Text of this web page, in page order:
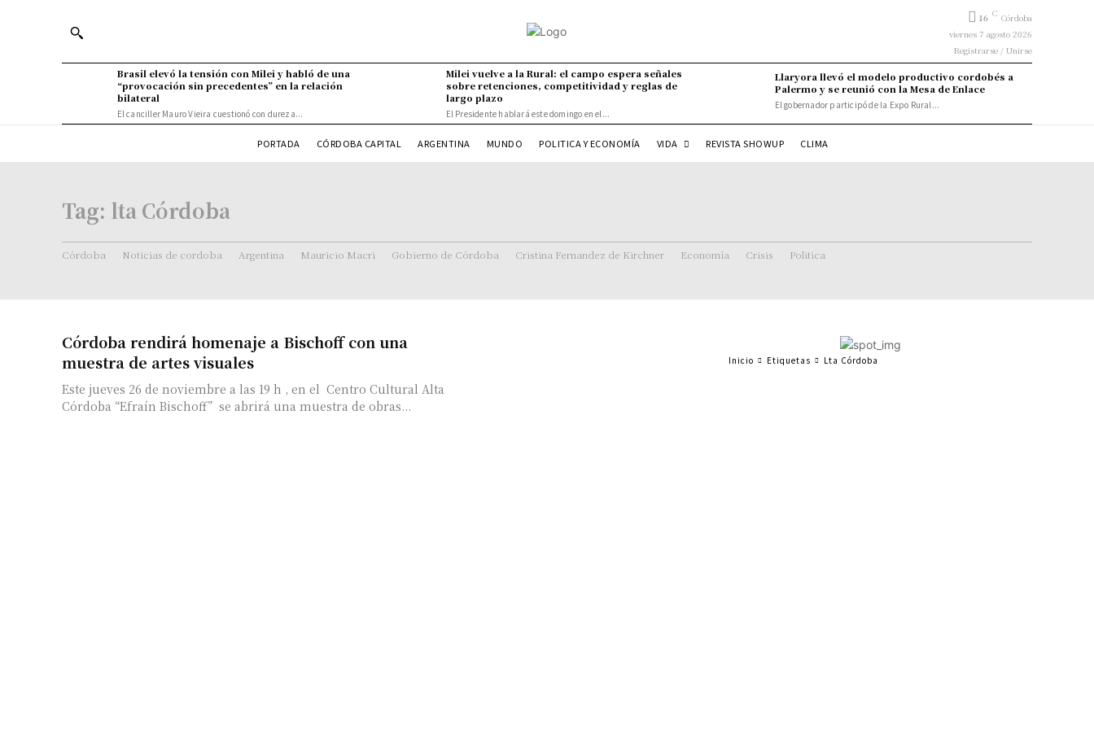
16 C Córdoba
viernes 7 agosto 2026
Registrarse / Unirse
Brasil elevó la tensión con Milei y habló de una
“provocación sin precedentes” en la relación
bilateral
El canciller Mauro Vieira cuestionó con dureza...
Milei vuelve a la Rural: el campo espera señales
sobre retenciones, competitividad y reglas de
largo plazo
El Presidente hablará este domingo en el...
Llaryora llevó el modelo productivo cordobés a
Palermo y se reunió con la Mesa de Enlace
El gobernador participó de la Expo Rural...
PORTADA CÓRDOBA CAPITAL ARGENTINA MUNDO POLITICA Y ECONOMÍA VIDA REVISTA SHOWUP CLIMA
Tag: lta Córdoba
Córdoba Noticias de cordoba Argentina Mauricio Macri Gobierno de Córdoba Cristina Fernandez de Kirchner Economía Crisis Politica
Córdoba rendirá homenaje a Bischoff con una
muestra de artes visuales
Este jueves 26 de noviembre a las 19 h , en el Centro Cultural Alta
Córdoba “Efraín Bischoff” se abrirá una muestra de obras...
Inicio Etiquetas Lta Córdoba